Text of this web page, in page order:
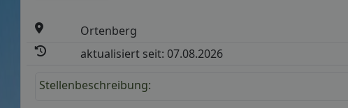
Ortenberg
aktualisiert seit: 07.08.2026
Stellenbeschreibung: